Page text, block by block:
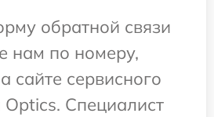
обратной связи
нам по номеру,
сайте сервисного
Специалист